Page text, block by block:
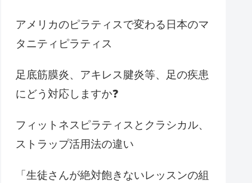
アメリカのピラティスで変わる日本のマ
タニティピラティス
足底筋膜炎、アキレス腱炎等、足の疾患
にどう対応しますか❓
フィットネスピラティスとクラシカル、
ストラップ活用法の違い
「生徒さんが絶対飽きないレッスンの組